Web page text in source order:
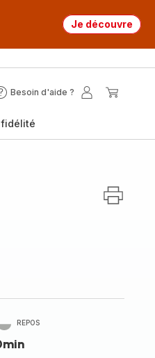
Je découvre
Besoin d'aide ?
Mon
fidélité
REPOS